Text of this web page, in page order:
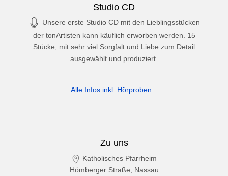
Studio CD
Unsere erste Studio CD mit den Lieblingsstücken
der tonArtisten kann käuflich erworben werden. 15
Stücke, mit sehr viel Sorgfalt und Liebe zum Detail
ausgewählt und produziert.
Alle Infos inkl. Hörproben...
Zu uns
Katholisches Pfarrheim
Hömberger Straße, Nassau